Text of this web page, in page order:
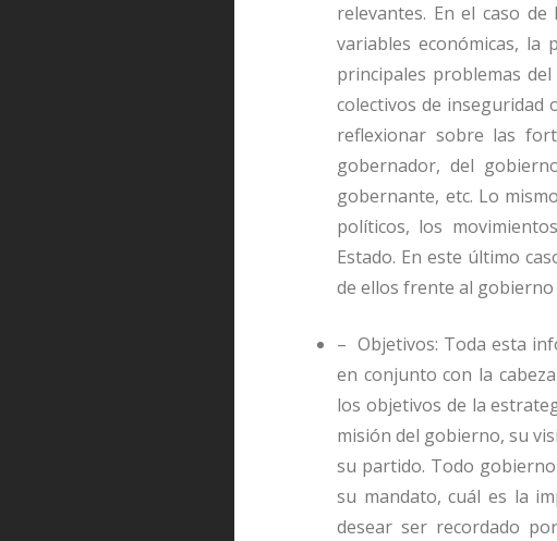
relevantes. En el caso
variables económicas,
principales problemas
colectivos de inseguridad
reflexionar sobre las
gobernador, del
gobernante, etc. Lo
políticos, los
Estado. En este último
de ellos frente al
– Objetivos: Toda esta
en conjunto con la
los objetivos de la
misión del gobierno, su
su partido. Todo
su mandato, cuál es la
desear ser recordado